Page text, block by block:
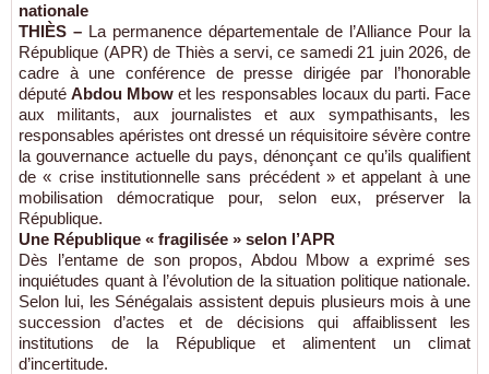
nationale
THIÈS – La permanence départementale de l’Alliance Pour la
République (APR) de Thiès a servi, ce samedi 21 juin 2026, de
cadre à une conférence de presse dirigée par l’honorable
députéAbdou Mbow et les responsables locaux du parti. Face
aux militants, aux journalistes et aux sympathisants, les
responsables apéristes ont dressé un réquisitoire sévère contre
la gouvernance actuelle du pays, dénonçant ce qu’ils qualifient
de « crise institutionnelle sans précédent » et appelant à une
mobilisation démocratique pour, selon eux, préserver la
République.
Une République « fragilisée » selon l’APR
Dès l’entame de son propos, Abdou Mbow a exprimé ses
inquiétudes quant à l’évolution de la situation politique nationale.
Selon lui, les Sénégalais assistent depuis plusieurs mois à une
succession d’actes et de décisions qui affaiblissent les
institutions de la République et alimentent un climat
d’incertitude.